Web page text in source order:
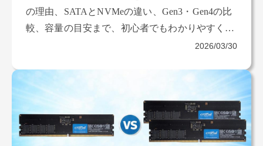
の理由、SATAとNVMeの違い、Gen3・Gen4の比
較、容量の目安まで、初心者でもわかりやすく紹
2026/03/30